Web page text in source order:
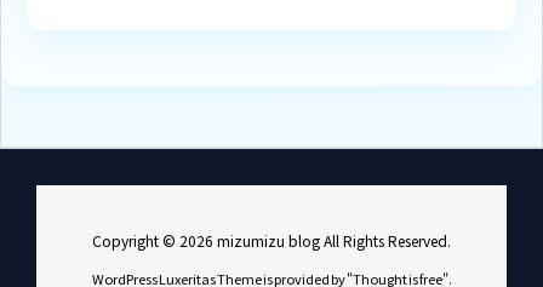
Copyright © 2026 mizumizu blogAll Rights Reserved.
WordPress Luxeritas Theme is provided by "Thought is free".